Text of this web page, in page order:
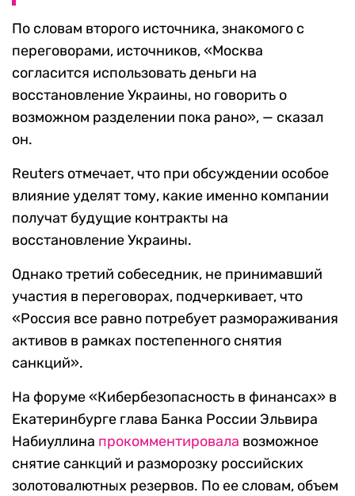
По словам второго источника, знакомого с
переговорами, источников, «Москва
согласится использовать деньги на
восстановление Украины, но говорить о
возможном разделении пока рано», — сказал
он.
Reuters отмечает, что при обсуждении особое
влияние уделят тому, какие именно компании
получат будущие контракты на
восстановление Украины.
Однако третий собеседник, не принимавший
участия в переговорах, подчеркивает, что
«Россия все равно потребует размораживания
активов в рамках постепенного снятия
санкций».
На форуме «Кибербезопасность в финансах» в
Екатеринбурге глава Банка России Эльвира
Набиуллина прокомментировала возможное
снятие санкций и разморозку российских
золотовалютных резервов. По ее словам, объем